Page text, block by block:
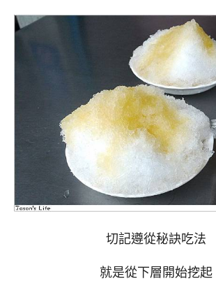
切記遵從秘訣吃法
就是從下層開始挖起